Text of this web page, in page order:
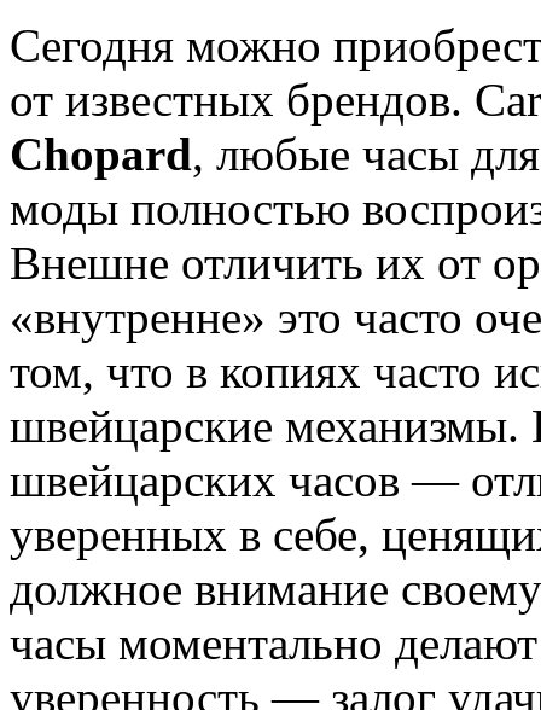
Сегодня можно
от известных брендов.
Chopard, любые часы
моды полностью
Внешне отличить их от
«внутренне» это часто
том, что в копиях часто
швейцарские
швейцарских часов —
уверенных в себе,
должное внимание
часы моментально
уверенность — залог